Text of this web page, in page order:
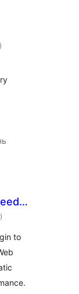
загальний
)
загальний
рейтинг
)
to